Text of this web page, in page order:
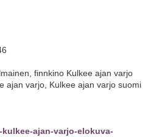
finnkino Kulkee ajan varjo
ajan varjo, Kulkee ajan varjo suomi
ajan-varjo-elokuva-